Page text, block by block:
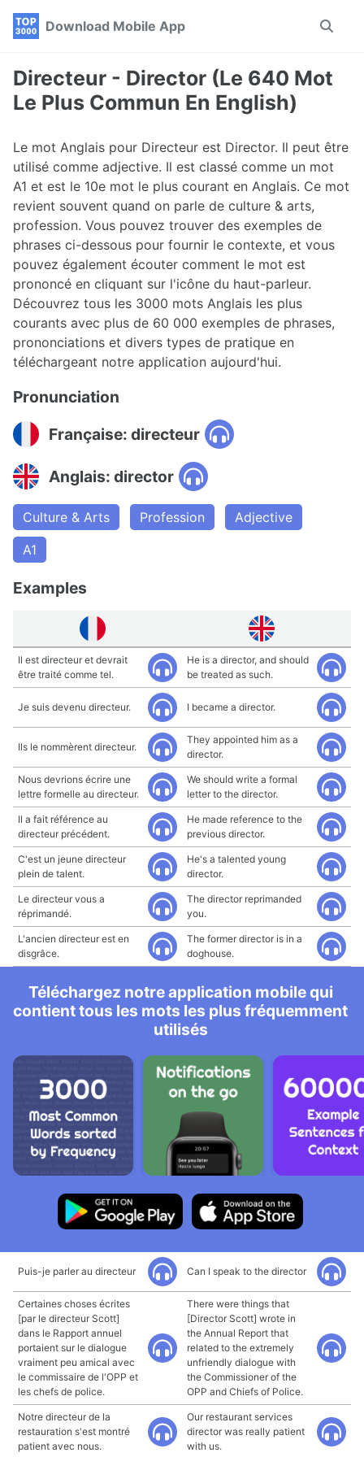
Skip
navigation
Skip
Skip
Download Mobile App
Toggle
Directeur - Director (Le 640 Mot
Le Plus Commun En English)
Le mot Anglais pour Directeur est Director. Il peut être
utilisé comme adjective. Il est classé comme un mot
A1 et est le 10e mot le plus courant en Anglais. Ce mot
revient souvent quand on parle de culture & arts,
profession. Vous pouvez trouver des exemples de
phrases ci-dessous pour fournir le contexte, et vous
pouvez également écouter comment le mot est
prononcé en cliquant sur l'icône du haut-parleur.
Découvrez tous les 3000 mots Anglais les plus
courants avec plus de 60 000 exemples de phrases,
prononciations et divers types de pratique en
téléchargeant notre application aujourd'hui.
Pronunciation
Française: directeur
Anglais: director
Culture & Arts Profession
Adjective
A1
Examples
Il est directeur et devrait
être traité comme tel.
He is a director, and should
be treated as such.
Je suis devenu directeur. I became a director.
Ils le nommèrent directeur.
They appointed him as a
director.
Nous devrions écrire une
lettre formelle au directeur.
We should write a formal
letter to the director.
Il a fait référence au
directeur précédent.
He made reference to the
previous director.
C'est un jeune directeur
plein de talent.
He's a talented young
director.
Le directeur vous a
réprimandé.
The director reprimanded
you.
L'ancien directeur est en
disgrâce.
The former director is in a
doghouse.
Téléchargez notre application mobile qui
contient tous les mots les plus fréquemment
utilisés
Puis-je parler au directeur Can I speak to the director
Certaines choses écrites
[par le directeur Scott]
dans le Rapport annuel
portaient sur le dialogue
vraiment peu amical avec
le commissaire de l'OPP et
les chefs de police.
There were things that
[Director Scott] wrote in
the Annual Report that
related to the extremely
unfriendly dialogue with
the Commissioner of the
OPP and Chiefs of Police.
Notre directeur de la
restauration s'est montré
patient avec nous.
Our restaurant services
director was really patient
with us.